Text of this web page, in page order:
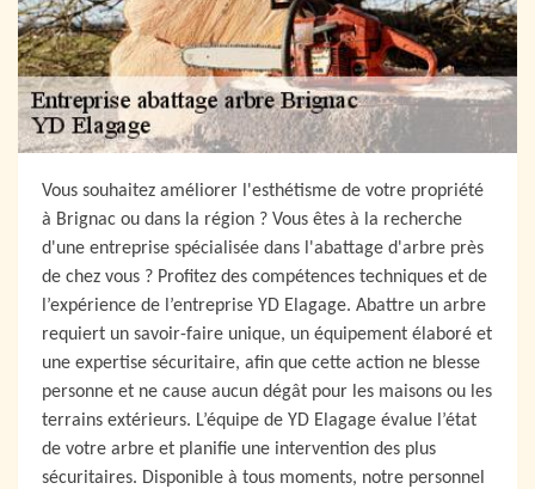
Vous souhaitez améliorer l'esthétisme de votre propriété
à Brignac ou dans la région ? Vous êtes à la recherche
d'une entreprise spécialisée dans l'abattage d'arbre près
de chez vous ? Profitez des compétences techniques et de
l’expérience de l’entreprise YD Elagage. Abattre un arbre
requiert un savoir-faire unique, un équipement élaboré et
une expertise sécuritaire, afin que cette action ne blesse
personne et ne cause aucun dégât pour les maisons ou les
terrains extérieurs. L’équipe de YD Elagage évalue l’état
de votre arbre et planifie une intervention des plus
sécuritaires. Disponible à tous moments, notre personnel